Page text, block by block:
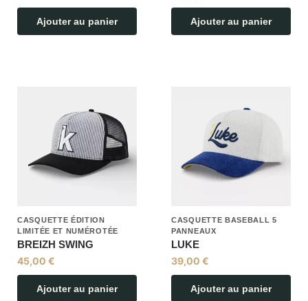
Ajouter au panier Ajouter au panier
CASQUETTE ÉDITION
LIMITÉE ET NUMÉROTÉE
BREIZH SWING
45,00 €
Ajouter au panier
CASQUETTE BASEBALL 5
PANNEAUX
LUKE
39,00 €
Ajouter au panier